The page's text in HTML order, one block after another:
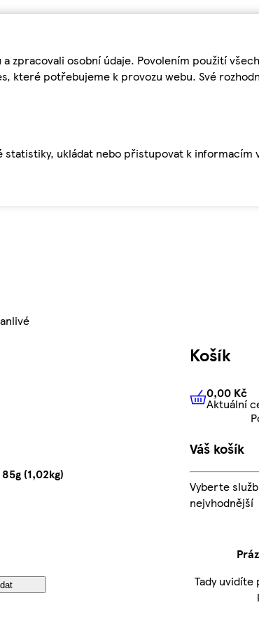
zpracovali osobní údaje. Povolením použití
které potřebujeme k provozu webu. Své
ukládat nebo přistupovat k informacím
(1,02kg)
Košík
0,00 Kč
0,00 Kč
Aktuální
Váš košík
Vyberte
nejvhodnější
Tady uvidíte